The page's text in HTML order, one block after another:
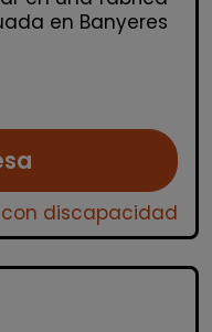
en Banyeres
con discapacidad